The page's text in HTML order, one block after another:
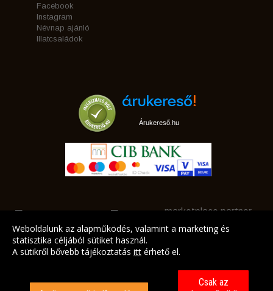
Facebook
Instagram
Névnap ajánló
Illatcsaládok
Árukereső.hu
marketplace partner
Weboldalunk az alapműködés, valamint a marketing és
statisztika céljából sütiket használ.
A sütikről bővebb tájékoztatás itt érhető el.
Csak az